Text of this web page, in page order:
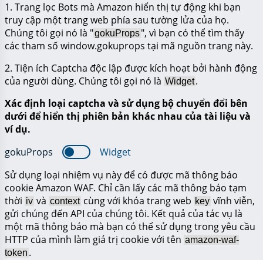
1. Trang lọc Bots mà Amazon hiển thị tự động khi bạn
truy cập một trang web phía sau tường lửa của họ.
Chúng tôi gọi nó là "gokuProps", vì bạn có thể tìm thấy
các tham số window.gokuprops tại mã nguồn trang này.
2. Tiện ích Captcha độc lập được kích hoạt bởi hành động
của người dùng. Chúng tôi gọi nó là Widget.
Xác định loại captcha và sử dụng bộ chuyển đổi bên
dưới để hiển thị phiên bản khác nhau của tài liệu và
ví dụ.
gokuProps
Widget
Sử dụng loại nhiệm vụ này để có được mã thông báo
cookie Amazon WAF. Chỉ cần lấy các mã thông báo tạm
thời iv và context cùng với khóa trang web key vĩnh viễn,
gửi chúng đến API của chúng tôi. Kết quả của tác vụ là
một mã thông báo mà bạn có thể sử dụng trong yêu cầu
HTTP của mình làm giá trị cookie với tên amazon-waf-
token .